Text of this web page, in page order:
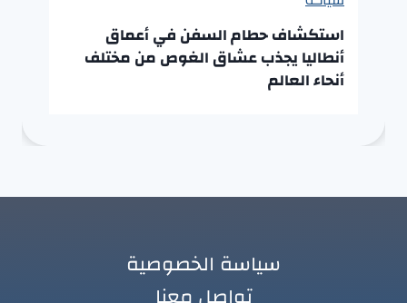
استكشاف حطام السفن في أعماق
أنطاليا يجذب عشاق الغوص من مختلف
أنحاء العالم
سياسة الخصوصية